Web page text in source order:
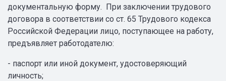
документальную форму. При заключении трудового
договора в соответствии со ст. 65 Трудового кодекса
Российской Федерации лицо, поступающее на работу,
предъявляет работодателю:
- паспорт или иной документ, удостоверяющий
личность;